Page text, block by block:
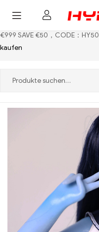
€999 SAVE €50，CODE：HY50
kaufen